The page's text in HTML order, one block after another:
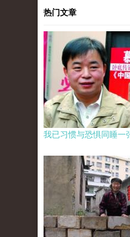
热门文章
我已习惯与恐惧同睡一